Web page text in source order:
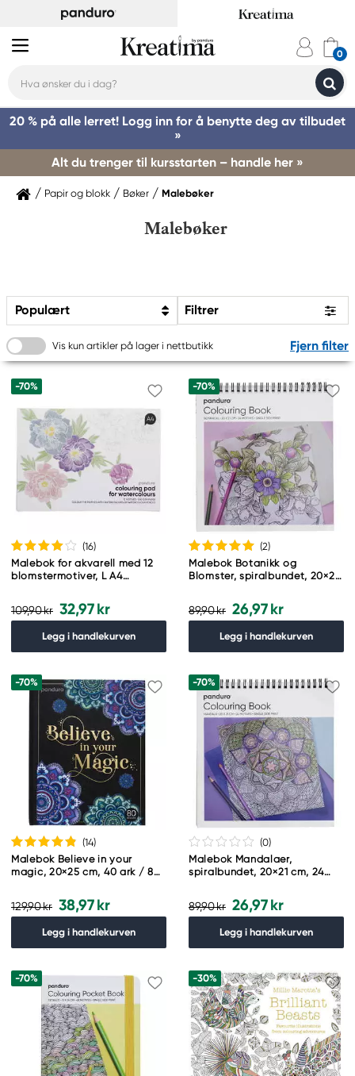
20 % på alle lerret! Logg inn for å benytte deg av tilbudet
»
Alt du trenger til kursstarten – handle her »
Papir og blokk Bøker Malebøker
Malebøker
Populært Filtrer
Vis kun artikler på lager i nettbutikk Fjern filter
-70%
(16)
Malebok for akvarell med 12
blomstermotiver, L A4
109,90 kr 32,97 kr
Legg i handlekurven
-70%
(2)
Malebok Botanikk og
Blomster, spiralbundet, 20×21
89,90 kr 26,97 kr
Legg i handlekurven
-70%
(14)
Malebok Believe in your
magic, 20×25 cm, 40 ark / 80
129,90 kr 38,97 kr
Legg i handlekurven
-70%
(0)
Malebok Mandalaer,
spiralbundet, 20×21 cm, 24
89,90 kr 26,97 kr
Legg i handlekurven
-70% -30%